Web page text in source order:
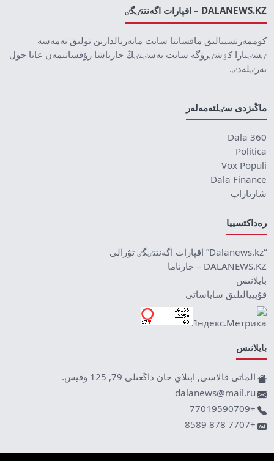
DALANEWS.KZ – اقپارات اگەنتتٸگٸ
كوممەرتسييالىق ماقساتتا سايت ماتەريالدارىن تولىق نەمەسە
ٸشٸنارا كٶشٸرۋگە سايت يەسٸنٸڭ جازباشا رۇقساتىمەن عانا جول
بەرٸلەدٸ.
ماڭىزدى سٸلتەمەلەر
Dala 360
Politica
Vox Populi
Dala Finance
شارتاراپ
رەداكتسييا
“Dalanews.kz” اقپارات اگەنتتٸگٸ تۋرالى
DALANEWS.KZ – جارناما
بايلانىس
قۇپييالىلىق ساياساتى
بايلانىس
الماتى قالاسى, ابىلاي حان داڭعىلى 79, 125 وفيس.
dalanews@mail.ru
+77019590709
+7707 878 8589